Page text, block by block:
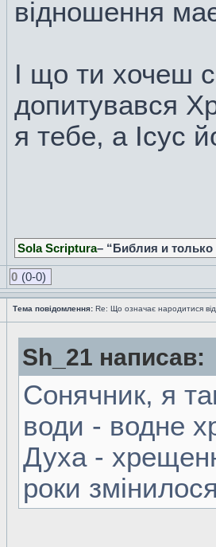
відношення
І що ти хочеш
допитувався
я тебе, а Ісус
Sola Scriptura– “Библия и
0 (0-0)
Тема повідомлення: Re: Що означає народитися
Sh_21 написав:
Сонячник, я
води - водне
Духа -
роки